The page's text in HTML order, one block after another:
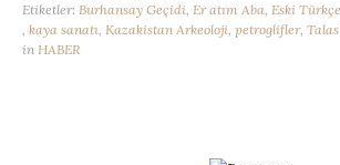
Etiketler: Burhansay Geçidi, Er atım Aba, Eski
, kaya sanatı, Kazakistan Arkeoloji, petroglifler, Talas
in HABER